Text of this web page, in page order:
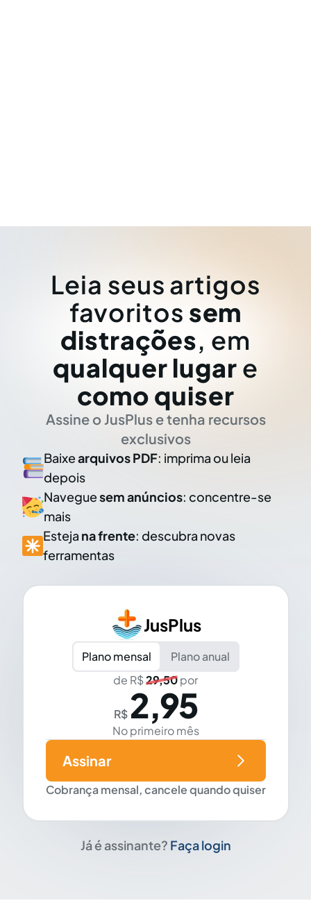
Leia seus artigos
favoritos sem
distrações, em
qualquer lugar e
como quiser
Assine o JusPlus e tenha recursos
exclusivos
Baixearquivos PDF: imprima ou leia
depois
Naveguesem anúncios: concentre-se
mais
Esteja na frente: descubra novas
ferramentas
JusPlus
Plano mensal
Plano anual
de R$29,50por
R$ 2,95
No primeiro mês
Cobrança mensal, cancele quando quiser
Assinar
Já é assinante? Faça login